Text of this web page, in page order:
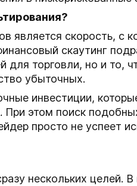
является скорость, с
скаутинг
торговли, но и то,
убыточных.
инвестиции,
При этом поиск
просто не успеет
нескольких целей.